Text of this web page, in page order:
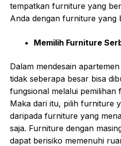
tempatkan furniture yang
Anda dengan furniture yang
Memilih Furniture
Dalam mendesain
tidak seberapa besar bisa
fungsional melalui pemilihan
Maka dari itu, pilih furniture
daripada furniture yang
saja. Furniture dengan
dapat berisiko memenuhi